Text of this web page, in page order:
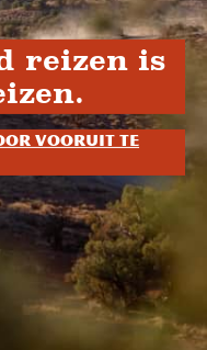
reizen is
vooruit te